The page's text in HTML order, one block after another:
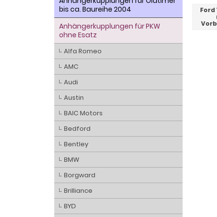
Ford
bis ca. Baureihe 2004
Anhängerkupplungen für PKW
ohne Esatz
Alfa Romeo
AMC
Audi
Austin
BAIC Motors
Bedford
Bentley
BMW
Borgward
Brilliance
BYD